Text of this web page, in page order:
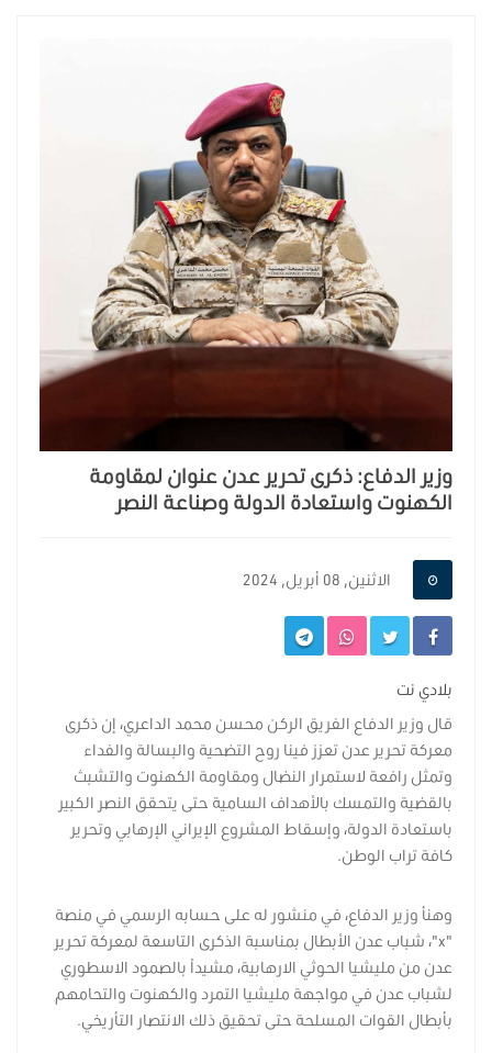
وزير الدفاع: ذكرى تحرير عدن عنوان لمقاومة
الكهنوت واستعادة الدولة وصناعة النصر
الاثنين, 08 أبريل, 2024
بلادي نت
قال وزير الدفاع الفريق الركن محسن محمد الداعري، إن ذكرى
معركة تحرير عدن تعزز فينا روح التضحية والبسالة والفداء
وتمثل رافعة لاستمرار النضال ومقاومة الكهنوت والتشبث
بالقضية والتمسك بالأهداف السامية حتى يتحقق النصر الكبير
باستعادة الدولة، وإسقاط المشروع الإيراني الإرهابي وتحرير
كافة تراب الوطن.
وهنأ وزير الدفاع، في منشور له على حسابه الرسمي في منصة
"x"، شباب عدن الأبطال بمناسبة الذكرى التاسعة لمعركة تحرير
عدن من مليشيا الحوثي الارهابية، مشيداً بالصمود الاسطوري
لشباب عدن في مواجهة مليشيا التمرد والكهنوت والتحامهم
بأبطال القوات المسلحة حتى تحقيق ذلك الانتصار التأريخي.